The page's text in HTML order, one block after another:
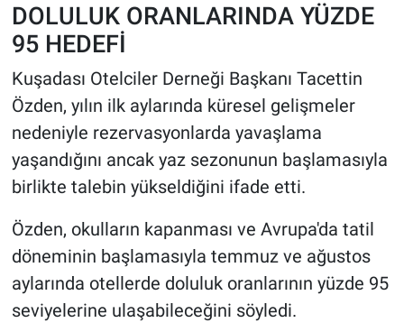
DOLULUK ORANLARINDA YÜZDE
95 HEDEFİ
Kuşadası Otelciler Derneği Başkanı Tacettin
Özden, yılın ilk aylarında küresel gelişmeler
nedeniyle rezervasyonlarda yavaşlama
yaşandığını ancak yaz sezonunun başlamasıyla
birlikte talebin yükseldiğini ifade etti.
Özden, okulların kapanması ve Avrupa'da tatil
döneminin başlamasıyla temmuz ve ağustos
aylarında otellerde doluluk oranlarının yüzde 95
seviyelerine ulaşabileceğini söyledi.